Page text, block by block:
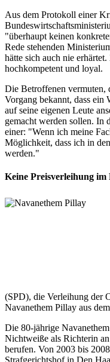
Aus dem Protokoll einer
"überhaupt keinen
Rede stehenden
hätte sich auch nie
hochkompetent und loyal.
Die Betroffenen vermuten,
Vorgang bekannt, dass ein
auf seine eigenen Leute
gemacht werden sollen. In
einer: "Wenn ich meine
Möglichkeit, dass ich in
werden."
Keine Preisverleihung
(SPD), die Verleihung der
Navanethem Pillay aus
Die 80-jährige
Nichtweiße als Richterin
berufen. Von 2003 bis